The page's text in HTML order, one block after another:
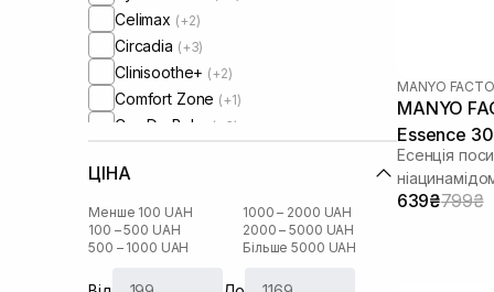
Celimax (+2)
Circadia (+3)
Clinisoothe+ (+2)
Comfort Zone (+1)
Cos De Baha (+3)
Cu Skin
DCL(+1)
DMK (+4)
Dear, Klairs
Dr. Althea
ЦІНА
Менше 100 UAH
100 – 500 UAH
500 – 1000 UAH
1000 – 2000 UAH
2000 – 5000 UAH
Більше 5000 UAH
MANYO
MANYO
Essence
Есенція
639₴799₴